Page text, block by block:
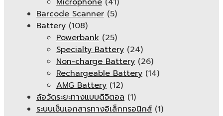
Barcode Scanner (5)
Battery (108)
Powerbank (25)
Specialty Battery (24)
Non-charge Battery (26)
Rechargeable Battery (14)
AMG Battery (12)
ล้อวัดระยะทางแบบดิจิตอล (1)
ระบบเซ็นเอกสารทางอิเล็กทรอนิกส์ (1)